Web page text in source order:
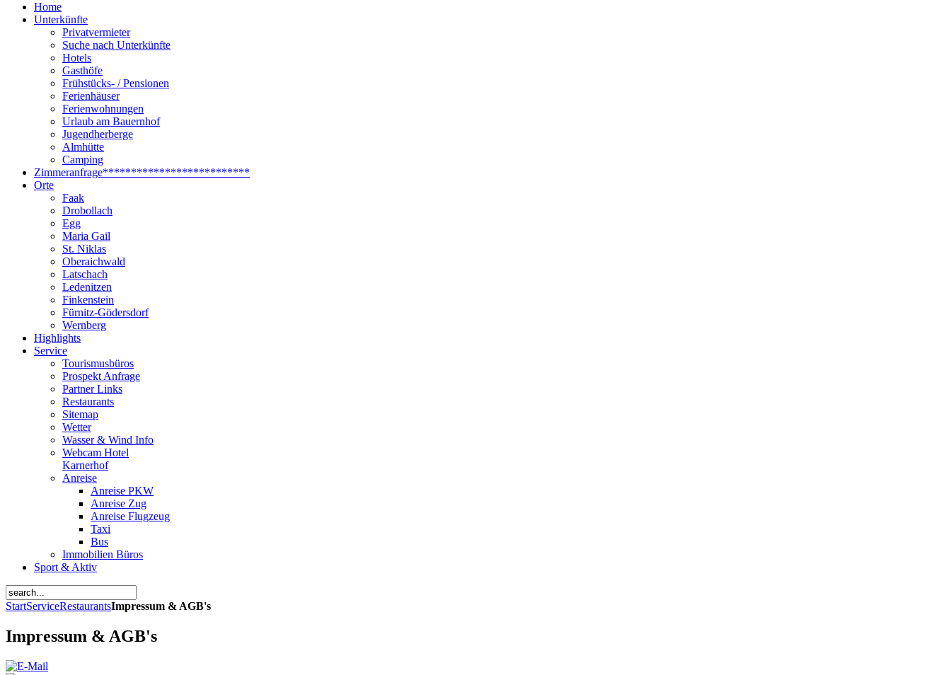
Home
Unterkünfte
Privatvermieter
Suche nach Unterkünfte
Hotels
Gasthöfe
Frühstücks- / Pensionen
Ferienhäuser
Ferienwohnungen
Urlaub am Bauernhof
Jugendherberge
Almhütte
Camping
Zimmeranfrage**************************
Orte
Faak
Drobollach
Egg
Maria Gail
St. Niklas
Oberaichwald
Latschach
Ledenitzen
Finkenstein
Fürnitz-Gödersdorf
Wernberg
Highlights
Service
Tourismusbüros
Prospekt Anfrage
Partner Links
Restaurants
Sitemap
Wetter
Wasser & Wind Info
Webcam Hotel
Karnerhof
Anreise
Anreise PKW
Anreise Zug
Anreise Flugzeug
Taxi
Bus
Immobilien Büros
Sport & Aktiv
StartServiceRestaurantsImpressum & AGB's
Impressum & AGB's